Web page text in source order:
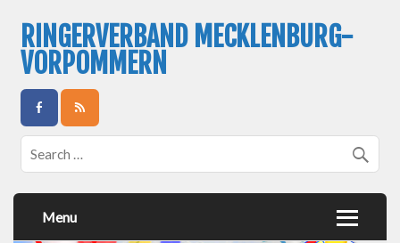
RINGERVERBAND MECKLENBURG-
VORPOMMERN
Menu